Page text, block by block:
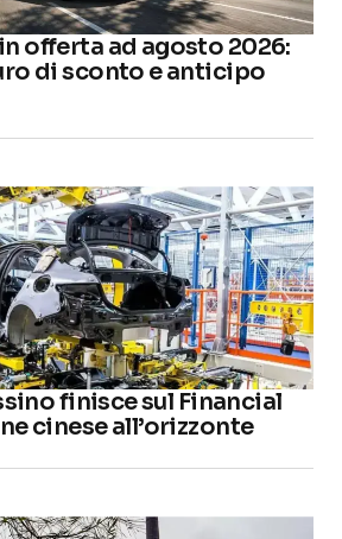
offerta ad agosto 2026:
di sconto e anticipo
finisce sul Financial
cinese all’orizzonte